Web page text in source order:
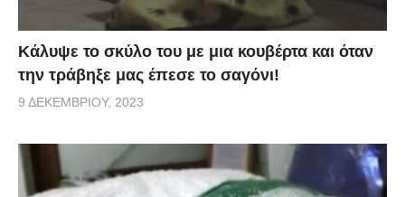
Κάλυψε το σκύλο του με μια κουβέρτα και όταν
την τράβηξε μας έπεσε το σαγόνι!
9 ΔΕΚΕΜΒΡΊΟΥ, 2023